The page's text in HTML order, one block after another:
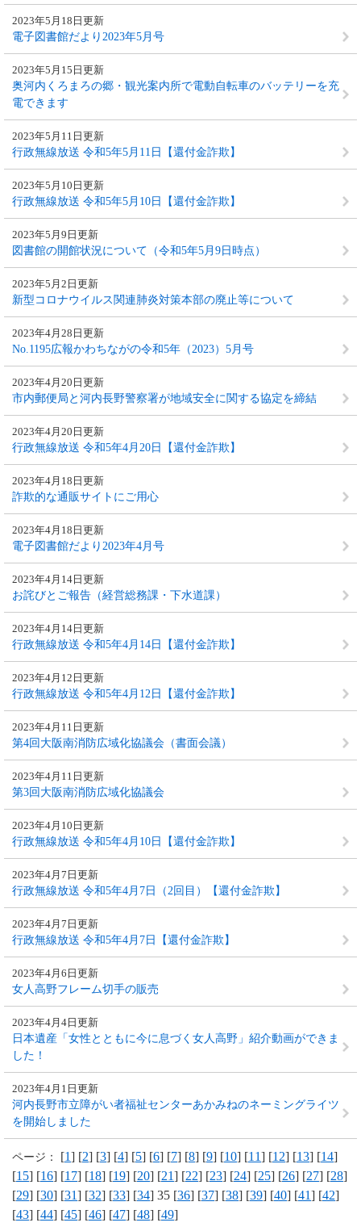
電子図書館だより2023年5月号
2023年5月18日更新
奥河内くろまろの郷・観光案内所で電動自転車のバッテリーを充
電できます
2023年5月15日更新
行政無線放送 令和5年5月11日【還付金詐欺】
2023年5月11日更新
行政無線放送 令和5年5月10日【還付金詐欺】
2023年5月10日更新
図書館の開館状況について（令和5年5月9日時点）
2023年5月9日更新
新型コロナウイルス関連肺炎対策本部の廃止等について
2023年5月2日更新
No.1195広報かわちながの令和5年（2023）5月号
2023年4月28日更新
市内郵便局と河内長野警察署が地域安全に関する協定を締結
2023年4月20日更新
行政無線放送 令和5年4月20日【還付金詐欺】
2023年4月20日更新
詐欺的な通販サイトにご用心
2023年4月18日更新
電子図書館だより2023年4月号
2023年4月18日更新
お詫びとご報告（経営総務課・下水道課）
2023年4月14日更新
行政無線放送 令和5年4月14日【還付金詐欺】
2023年4月14日更新
行政無線放送 令和5年4月12日【還付金詐欺】
2023年4月12日更新
第4回大阪南消防広域化協議会（書面会議）
2023年4月11日更新
第3回大阪南消防広域化協議会
2023年4月11日更新
行政無線放送 令和5年4月10日【還付金詐欺】
2023年4月10日更新
行政無線放送 令和5年4月7日（2回目）【還付金詐欺】
2023年4月7日更新
行政無線放送 令和5年4月7日【還付金詐欺】
2023年4月7日更新
女人高野フレーム切手の販売
2023年4月6日更新
日本遺産「女性とともに今に息づく女人高野」紹介動画ができま
した！
2023年4月4日更新
河内長野市立障がい者福祉センターあかみねのネーミングライツ
を開始しました
2023年4月1日更新
ページ： [1] [2] [3] [4] [5] [6] [7] [8] [9] [10] [11] [12] [13] [14]
[15] [16] [17] [18] [19] [20] [21] [22] [23] [24] [25] [26] [27] [28]
[29] [30] [31] [32] [33] [34] 35 [36] [37] [38] [39] [40] [41] [42]
[43] [44] [45] [46] [47] [48] [49]